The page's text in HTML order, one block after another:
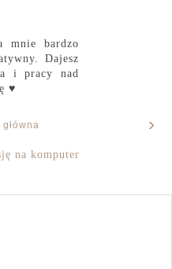
mnie bardzo
Dajesz
i pracy nad
♥
›
na komputer